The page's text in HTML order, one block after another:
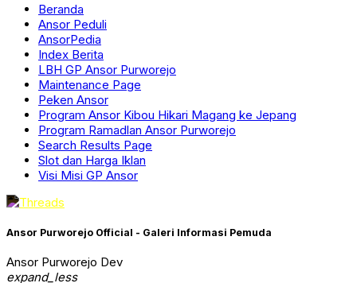
Beranda
Ansor Peduli
AnsorPedia
Index Berita
LBH GP Ansor Purworejo
Maintenance Page
Peken Ansor
Program Ansor Kibou Hikari Magang ke Jepang
Program Ramadlan Ansor Purworejo
Search Results Page
Slot dan Harga Iklan
Visi Misi GP Ansor
Ansor Purworejo Official - Galeri Informasi Pemuda
Ansor Purworejo Dev
expand_less